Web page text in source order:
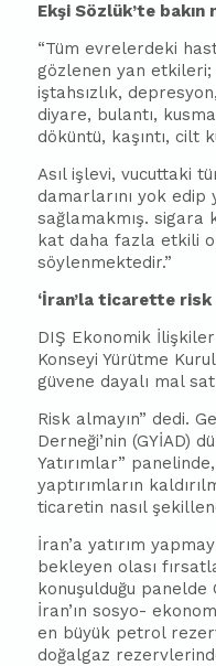
Ekşi Sözlük’te
“Tüm evrelerdeki
gözlenen yan etkileri;
iştahsızlık,
diyare, bulantı,
döküntü, kaşıntı, cilt
Asıl işlevi, vucuttaki
damarlarını yok edip
sağlamakmış. sigara
kat daha fazla etkili
söylenmektedir.”
‘İran’la ticarette risk
DIŞ Ekonomik
Konseyi Yürütme
güvene dayalı mal
Risk almayın” dedi.
Derneği’nin (GYİAD)
Yatırımlar”
yaptırımların
ticaretin nasıl
İran’a yatırım
bekleyen olası
konuşulduğu panelde
İran’ın sosyo-
en büyük petrol
doğalgaz